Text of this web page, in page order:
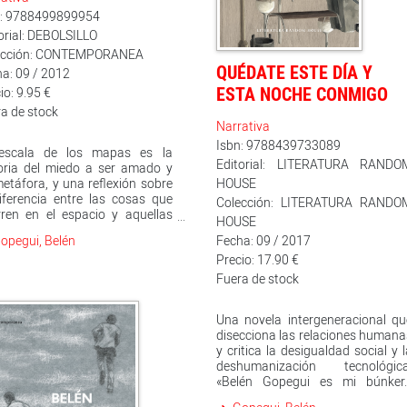
dar y recibir y dar y recibir y dar...
Deseo de ser punk es Premio de
Narrativa Española Dulce Chacón.
Críticas: «Deseo de ser punk tiene
el tono íntimo de los diarios
secretos y la maestría de una
escritora que nos habla con las
orejas bien abiertas.» José Antonio
Aguado, Diari de Terrassa «Romper
las barreras entre lo individual y lo
colectivo, lo privado y lo
Este es uno de los proyectos
narrativos que persigue
Gopegui.» El País
9788499899954
DEBOLSILLO
CONTEMPORANEA
09 / 2012
9.95 €
de stock
de los mapas es la
del miedo a ser amado y
y una reflexión sobre
entre las cosas que
en el espacio y aquellas
que fantasea con
toma del brazo, se muestra
ríe, entonces, ¿qué
con la realidad?Sergio Prim,
de profesión, ha visto
su sueño de amor por Brezo
se cumplía y ha sentido
Necesita un hueco, una
Belén
QUÉDATE ESTE DÍA Y
ESTA NOCHE CONMIGO
Narrativa
Isbn: 9788439733089
Editorial: LITERATURA
HOUSE
Colección: LITERATURA
HOUSE
Fecha: 09 / 2017
Precio: 17.90 €
Fuera de stock
Una novela intergeneracional
disecciona las relaciones
y critica la desigualdad social y
deshumanización
«Belén Gopegui es mi